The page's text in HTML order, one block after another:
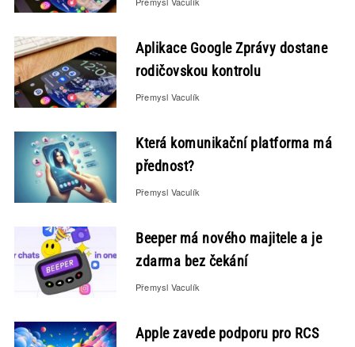
Aplikace Google Zprávy dostane
rodičovskou kontrolu
Přemysl Vaculík
Která komunikační platforma má
přednost?
Přemysl Vaculík
Beeper má nového majitele a je
zdarma bez čekání
Přemysl Vaculík
Apple zavede podporu pro RCS